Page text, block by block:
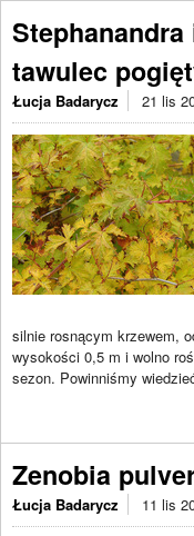
tawulec
Łucja Badarycz 21 lis
silnie rosnącym krzewem,
wysokości 0,5 m i wolno
sezon. Powinniśmy
Zenobia
Łucja Badarycz 11 lis